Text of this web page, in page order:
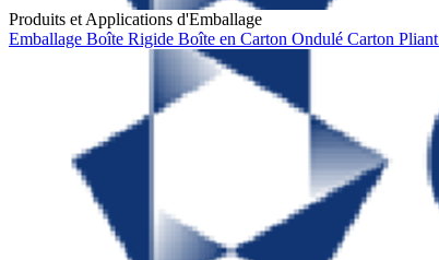
Produits et Applications d'Emballage
Emballage Boîte Rigide Boîte en Carton Ondulé Carton Pliant